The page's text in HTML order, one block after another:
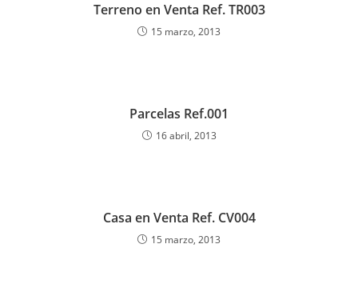
Terreno en Venta Ref. TR003
15 marzo, 2013
Parcelas Ref.001
16 abril, 2013
Casa en Venta Ref. CV004
15 marzo, 2013